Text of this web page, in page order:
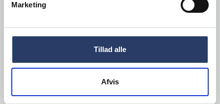
Marketing
Tillad alle
Afvis
Varenr.76420102
7.680,00 DKK /productUnit